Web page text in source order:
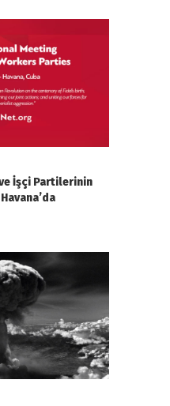
İşçi Partilerinin